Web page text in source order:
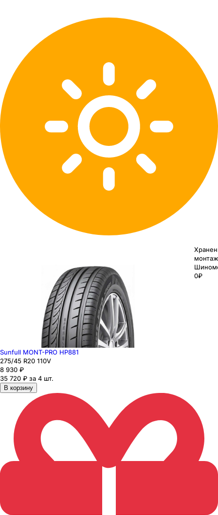
0₽
Sunfull MONT-PRO HP881
275/45 R20 110V
8 930 ₽
35 720 ₽ за 4 шт.
В корзину